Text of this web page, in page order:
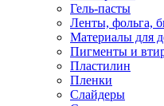
Гель-пасты
Ленты, фольга,
Материалы для
Пигменты и
Пластилин
Пленки
Слайдеры